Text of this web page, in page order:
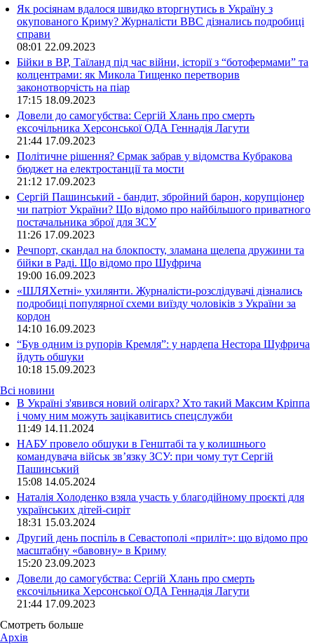
Як росіянам вдалося швидко вторгнутись в Україну з
окупованого Криму? Журналісти ВВС дізнались подробиці
справи
08:01 22.09.2023
Бійки в ВР, Таїланд під час війни, історії з “ботофермами” та
колцентрами: як Микола Тищенко перетворив
законотворчість на піар
17:15 18.09.2023
Довели до самогубства: Сергій Хлань про смерть
ексочільника Херсонської ОДА Геннадія Лагути
21:44 17.09.2023
Політичне рішення? Єрмак забрав у відомства Кубракова
бюджет на електростанції та мости
21:12 17.09.2023
Сергій Пашинський - бандит, збройний барон, корупціонер
чи патріот України? Що відомо про найбільшого приватного
постачальника зброї для ЗСУ
11:26 17.09.2023
Речпорт, скандал на блокпосту, зламана щелепа дружини та
бійки в Раді. Що відомо про Шуфрича
19:00 16.09.2023
«ШЛЯХетні» ухилянти. Журналісти-розслідувачі дізнались
подробиці популярної схеми виїзду чоловіків з України за
кордон
14:10 16.09.2023
“Був одним із рупорів Кремля”: у нардепа Нестора Шуфрича
йдуть обшуки
10:18 15.09.2023
Всі новини
В Україні з'явився новий олігарх? Хто такий Максим Кріппа
і чому ним можуть зацікавитись спецслужби
11:49 14.11.2024
НАБУ провело обшуки в Генштабі та у колишнього
командувача військ зв’язку ЗСУ: при чому тут Сергій
Пашинський
15:08 14.05.2024
Наталія Холоденко взяла участь у благодійному проєкті для
українських дітей-сиріт
18:31 15.03.2024
Другий день поспіль в Севастополі «приліт»: що відомо про
масштабну «бавовну» в Криму
15:20 23.09.2023
Довели до самогубства: Сергій Хлань про смерть
ексочільника Херсонської ОДА Геннадія Лагути
21:44 17.09.2023
Смотреть больше
Архів